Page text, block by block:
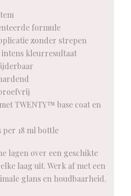
formule
zonder strepen
kleurresultaat
TWENTY™ base coat en
per 18 ml bottle
lagen over een geschikte
laag uit. Werk af met een
glans en houdbaarheid.